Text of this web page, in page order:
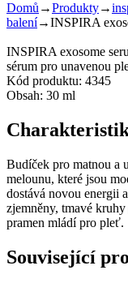
Domů →Produkty→
balení→INSPIRA
INSPIRA exosome
sérum pro unavenou
Kód produktu: 4345
Obsah: 30 ml
Budíček pro matnou a
melounu, které jsou
dostává novou energii
zjemněny, tmavé
pramen mládí pro pleť.
Související